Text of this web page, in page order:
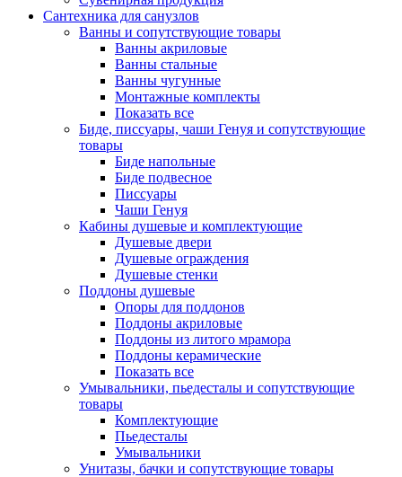
Сантехника для санузлов
Ванны и сопутствующие товары
Ванны акриловые
Ванны стальные
Ванны чугунные
Монтажные комплекты
Показать все
Биде, писсуары, чаши Генуя и сопутствующие
товары
Биде напольные
Биде подвесное
Писсуары
Чаши Генуя
Кабины душевые и комплектующие
Душевые двери
Душевые ограждения
Душевые стенки
Поддоны душевые
Опоры для поддонов
Поддоны акриловые
Поддоны из литого мрамора
Поддоны керамические
Показать все
Умывальники, пьедесталы и сопутствующие
товары
Комплектующие
Пьедесталы
Умывальники
Унитазы, бачки и сопутствующие товары